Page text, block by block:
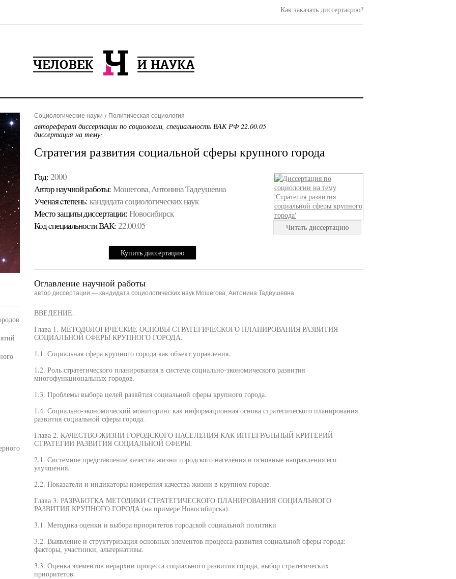
Как заказать диссертацию?
Социологические науки Политическая социология
автореферат диссертации по социологии, специальность ВАК РФ 22.00.05
диссертация на тему:
Стратегия развития социальной сферы крупного города
Год: 2000
Автор научной работы: Мошегова, Антонина Тадеушевна
Ученая cтепень: кандидата социологических наук
Место защиты диссертации: Новосибирск
Код cпециальности ВАК: 22.00.05
Купить диссертацию
Читать диссертацию
Оглавление научной работы
автор диссертации — кандидата социологических наук Мошегова, Антонина Тадеушевна
ВВЕДЕНИЕ.
Глава 1. МЕТОДОЛОГИЧЕСКИЕ ОСНОВЫ СТРАТЕГИЧЕСКОГО ПЛАНИРОВАНИЯ РАЗВИТИЯ
СОЦИАЛЬНОЙ СФЕРЫ КРУПНОГО ГОРОДА.
1.1. Социальная сфера крупного города как объект управления.
1.2. Роль стратегического планирования в системе социально-экономического развития
многофункциональных городов.
1.3. Проблемы выбора целей развйтия социальной сферы крупного города.
1.4. Социально-экономический мониторинг как информационная основа стратегического планирования
развития социальной сферы города.
Глава 2. КАЧЕСТВО ЖИЗНИ ГОРОДСКОГО НАСЕЛЕНИЯ КАК ИНТЕГРАЛЬНЫЙ КРИТЕРИЙ
СТРАТЕГИИ РАЗВИТИЯ СОЦИАЛЬНОЙ СФЕРЫ.
2.1. Системное представление качества жизни городского населения и основные направления его
улучшения.
2.2. Показатели и индикаторы измерения качества жизни в крупном городе.
Глава 3. РАЗРАБОТКА МЕТОДИКИ СТРАТЕГИЧЕСКОГО ПЛАНИРОВАНИЯ СОЦИАЛЬНОГО
РАЗВИТИЯ КРУПНОГО ГОРОДА (на примере Новосибирска).
3.1. Методика оценки и выбора приоритетов городской социальной политики
3.2. Выявление и структуризация основных элементов процесса развития социальной сферы города:
факторы, участники, альтернативы.
3.3. Оценка элементов иерархии процесса социального развития города, выбор стратегических
приоритетов.